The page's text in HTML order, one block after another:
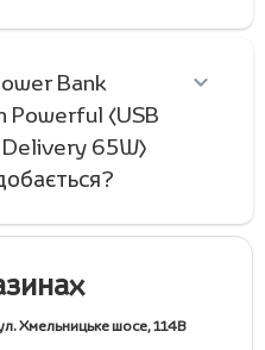
Bank
Powerful (USB
65W)
Хмельницьке шосе, 114В